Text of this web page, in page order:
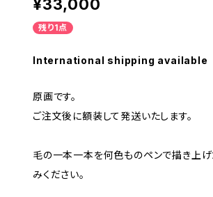
¥33,000
残り1点
International shipping available
原画です。
ご注文後に額装して発送いたします。
毛の一本一本を何色ものペンで描き上
みください。